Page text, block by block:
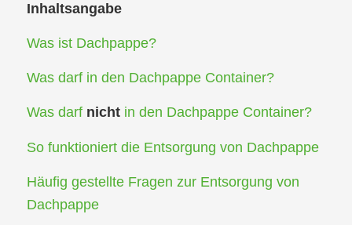
Inhaltsangabe
Was ist Dachpappe?
Was darf in den Dachpappe Container?
Was darf nichtin den Dachpappe Container?
So funktioniert die Entsorgung von Dachpappe
Häufig gestellte Fragen zur Entsorgung von
Dachpappe